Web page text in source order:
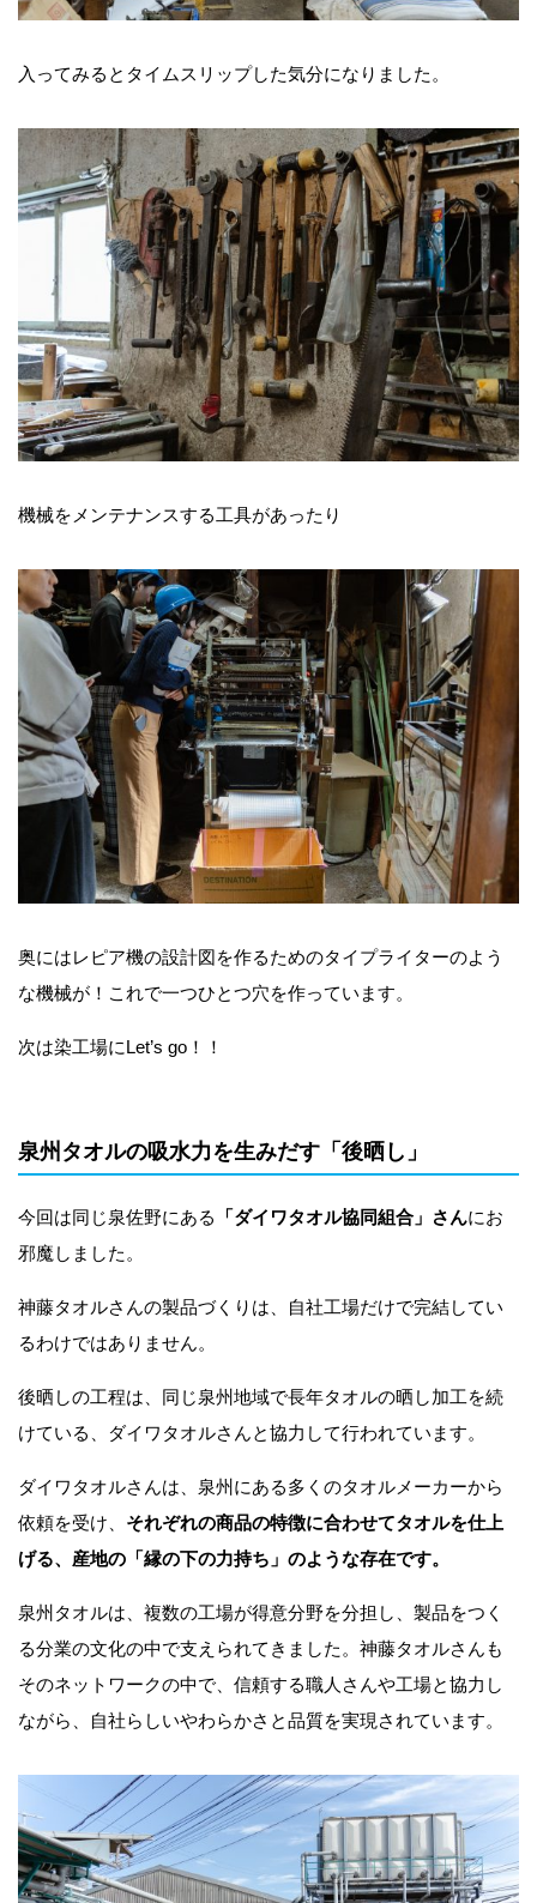
入ってみるとタイムスリップした気分になりました。
機械をメンテナンスする工具があったり
奥にはレピア機の設計図を作るためのタイプライターのよう
な機械​​が！これで一つひとつ穴を作っています。
次は染工場にLet’s go！！
泉州タオルの吸水力を生みだす「後晒し」
今回は同じ泉佐野にある 「ダイワタオル協同組合」さんにお
邪魔しました。
神藤タオルさんの製品づくりは、自社工場だけで完結してい
るわけではありません。
後晒しの工程は、同じ泉州地域で長年タオルの晒し加工を続
けている、ダイワタオルさんと協力して行われています。
ダイワタオルさんは、泉州にある多くのタオルメーカーから
依頼を受け、 それぞれの商品の特徴に合わせてタオルを仕上
げる、産地の「縁の下の力持ち」のような存在です。
泉州タオルは、複数の工場が得意分野を分担し、製品をつく
る分業の文化の中で支えられてきました。神藤タオルさんも
そのネットワークの中で、信頼する職人さんや工場と協力し
ながら、自社らしいやわらかさと品質を実現されています。